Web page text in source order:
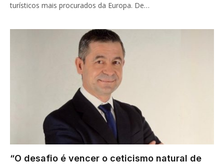
turísticos mais procurados da Europa. De…
“O desafio é vencer o ceticismo natural de